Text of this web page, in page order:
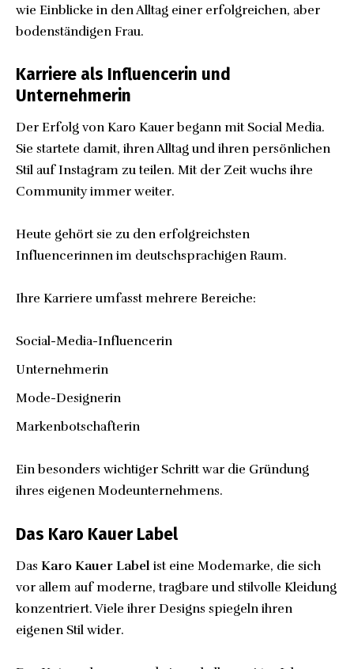
wie Einblicke in den Alltag einer erfolgreichen, aber
bodenständigen Frau.
Karriere als Influencerin und
Unternehmerin
Der Erfolg von Karo Kauer begann mit Social Media.
Sie startete damit, ihren Alltag und ihren persönlichen
Stil auf Instagram zu teilen. Mit der Zeit wuchs ihre
Community immer weiter.
Heute gehört sie zu den erfolgreichsten
Influencerinnen im deutschsprachigen Raum.
Ihre Karriere umfasst mehrere Bereiche:
Social-Media-Influencerin
Unternehmerin
Mode-Designerin
Markenbotschafterin
Ein besonders wichtiger Schritt war die Gründung
ihres eigenen Modeunternehmens.
Das Karo Kauer Label
Das Karo Kauer Label ist eine Modemarke, die sich
vor allem auf moderne, tragbare und stilvolle Kleidung
konzentriert. Viele ihrer Designs spiegeln ihren
eigenen Stil wider.